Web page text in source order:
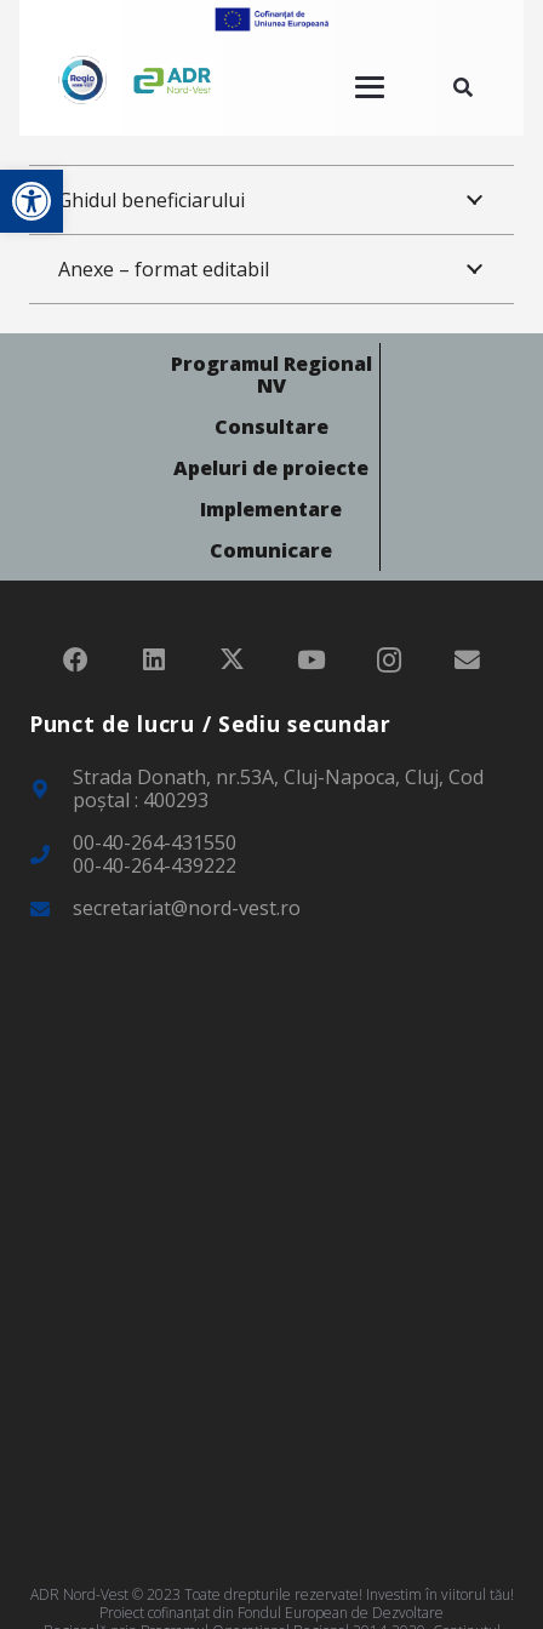
Deschide bara de unelte
Ghidul beneficiarului
Anexe – format editabil
Programul Regional
NV
Consultare
Apeluri de proiecte
Implementare
Comunicare
Punct de lucru / Sediu secundar
Strada Donath, nr.53A, Cluj-Napoca, Cluj, Cod
poştal : 400293
00-40-264-431550
00-40-264-439222
secretariat@nord-vest.ro
ADR Nord-Vest © 2023 Toate drepturile rezervate! Investim în viitorul tău!
Proiect cofinanțat din Fondul European de Dezvoltare